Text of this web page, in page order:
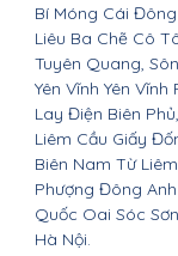
Bí Móng Cái
Liêu Ba Chẽ Cô
Tuyên Quang,
Yên Vĩnh Yên
Lay Điện Biên
Liêm Cầu Giấy
Biên Nam Từ
Phượng Đông
Quốc Oai Sóc
Hà Nội.